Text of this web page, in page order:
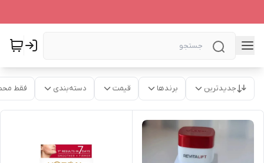
جدیدترین برندها قیمت دسته‌بندی فقط